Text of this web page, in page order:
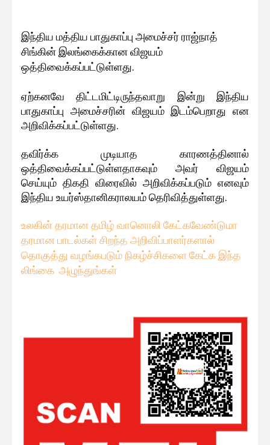
இந்திய மத்திய பாதுகாப்பு அமைச்சர் ராஜ்நாத்
சிங்கின் இலங்கைக்கான விஜயம்
ஒத்திவைக்கப்பட்டுள்ளது.
ஏற்கனவே திட்டமிட்டிருந்தவாறு இன்று இந்திய
பாதுகாப்பு அமைச்சரின் விஜயம் இடம்பெறாது என
அறிவிக்கப்பட்டுள்ளது.
தவிர்க்க முடியாத காரணத்தினால்
ஒத்திவைக்கப்பட்டுள்ளதாகவும் அவர் விஜயம்
செய்யும் திகதி விரைவில் அறிவிக்கப்படும் எனவும்
இந்திய உயர்ஸ்தானிகராலயம் தெரிவித்துள்ளது.
உலகின் தரமான தமிழ் வானொலி கேட்கவேண்டுமா
தரமான பாடல்கள் சிறந்த அறிவிப்பாளர்களால்
தொகுத்து வழங்கபடும் நிகழ்ச்சிகளை கேட்க இந்த
லிங்கை அழுந்துங்கள்